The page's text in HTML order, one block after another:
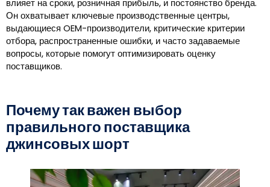
влияет на сроки, розничная прибыль, и постоянство бренда.
Он охватывает ключевые производственные центры,
выдающиеся OEM-производители, критические критерии
отбора, распространенные ошибки, и часто задаваемые
вопросы, которые помогут оптимизировать оценку
поставщиков.
Почему так важен выбор
правильного поставщика
джинсовых шорт